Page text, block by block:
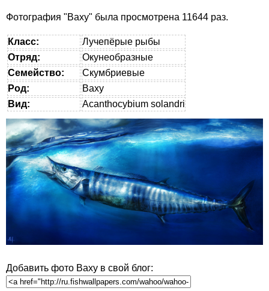
Фотография "Ваху" была просмотрена 11644 раз.
Класс:
Лучепёрые рыбы
Отряд:
Окунеобразные
Семейство:
Скумбриевые
Род:
Ваху
Вид:
Acanthocybium solandri
Добавить фото Ваху в свой блог: